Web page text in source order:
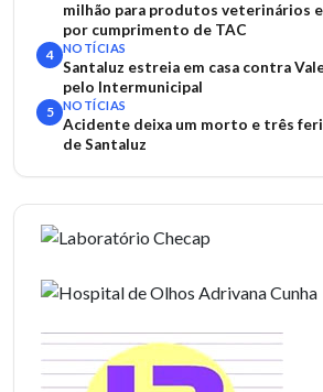
milhão para produtos veterinários
por cumprimento de TAC
4 NOTÍCIAS
Santaluz estreia em casa contra
pelo Intermunicipal
5 NOTÍCIAS
Acidente deixa um morto e três
de Santaluz